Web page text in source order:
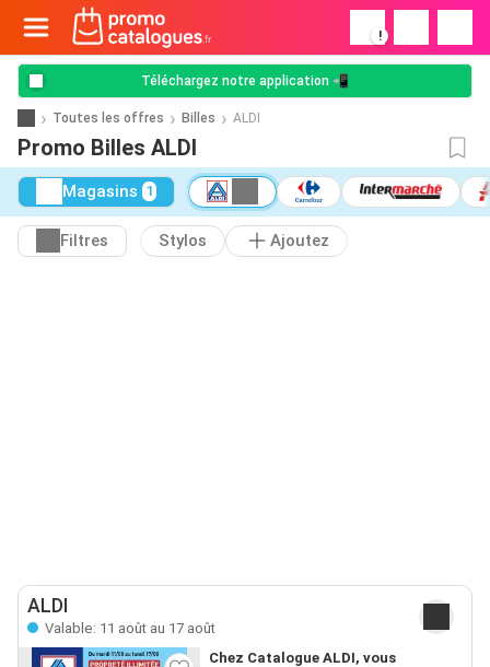
!
Téléchargez notre application 📲
Toutes les offres Billes ALDI
Promo Billes ALDI
Magasins 1
Filtres Stylos Ajoutez
ALDI
Valable: 11 août au 17 août
Chez Catalogue ALDI, vous